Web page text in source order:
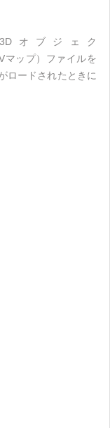
オブジェク
マップ）ファイルを
ロードされたときに